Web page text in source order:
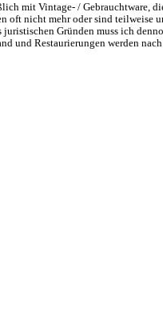
mit Vintage- /
oft nicht mehr oder sind
Gründen muss ich
und Restaurierungen werden